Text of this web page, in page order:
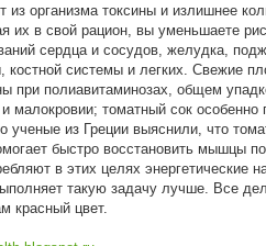
из организма токсины и излишнее
их в свой рацион, вы уменьшаете
сердца и сосудов, желудка,
костной системы и легких. Свежие
при полиавитаминозах, общем
малокровии; томатный сок особенно
ученые из Греции выяснили, что
быстро восстановить мышцы
в этих целях энергетические
такую задачу лучше. Все
красный цвет.